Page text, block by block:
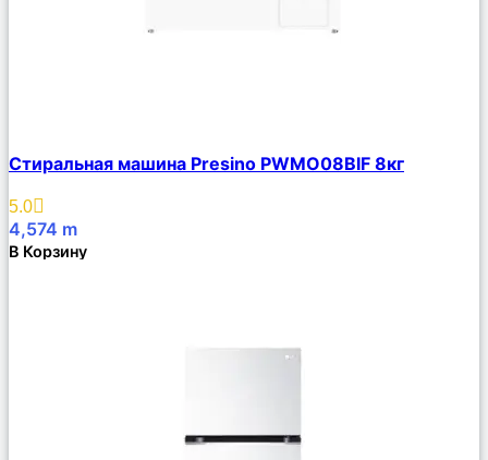
Описание
Избранное
Стиральная машина Presino PWMO08BIF 8кг
5.0
4,574 m
В Корзину